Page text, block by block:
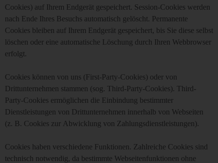
Cookies) auf Ihrem Endgerät gespeichert. Session-Cookies werden
nach Ende Ihres Besuchs automatisch gelöscht. Permanente
Cookies bleiben auf Ihrem Endgerät gespeichert, bis Sie diese selbst
löschen oder eine automatische Löschung durch Ihren Webbrowser
erfolgt.
Cookies können von uns (First-Party-Cookies) oder von
Drittunternehmen stammen (sog. Third-Party-Cookies). Third-
Party-Cookies ermöglichen die Einbindung bestimmter
Dienstleistungen von Drittunternehmen innerhalb von Webseiten
(z. B. Cookies zur Abwicklung von Zahlungsdienstleistungen).
Cookies haben verschiedene Funktionen. Zahlreiche Cookies sind
technisch notwendig, da bestimmte Webseitenfunktionen ohne